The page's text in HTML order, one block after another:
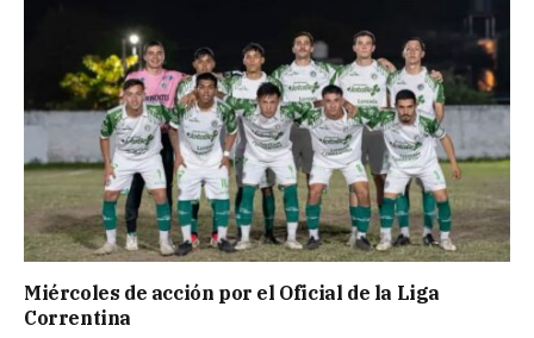
Miércoles de acción por el Oficial de la Liga
Correntina